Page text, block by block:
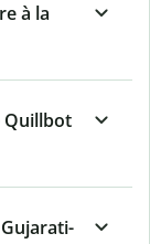
à la
Quillbot